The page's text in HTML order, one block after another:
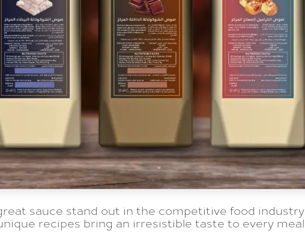
sauce stand out in the competitive food industry
recipes bring an irresistible taste to every meal.